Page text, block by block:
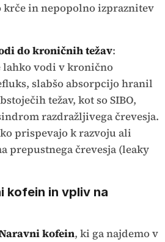
in nepopolno izpraznitev
do kroničnih težav:
vodi v kronično
slabšo absorpcijo hranil
težav, kot so SIBO,
razdražljivega črevesja.
prispevajo k razvoju ali
prepustnega črevesja (leaky
kofein in vpliv na
kofein, ki ga najdemo v